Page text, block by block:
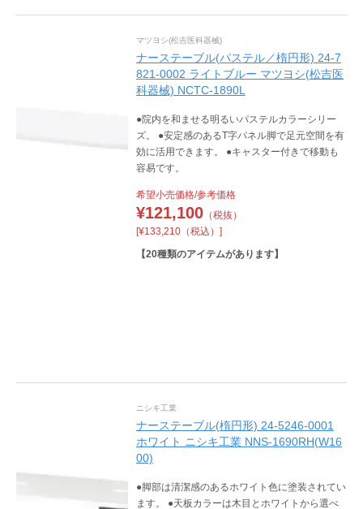
マツヨシ(松吉医科器械)
ナーステーブル(パステル／楕円形) 24-7
821-0002 ライトブルー マツヨシ(松吉医
科器械) NCTC-1890L
●院内を和ませる明るいパステルカラーシリー
ズ。 ●安定感のあるT字パネル脚で足元空間を有
効に活用できます。 ●キャスター付きで移動も
容易です。
希望小売価格/参考価格
¥121,100（税抜）
[¥133,210（税込）]
【20種類のアイテムがあります】
ニシキ工業
ナーステーブル(楕円形) 24-5246-0001
ホワイト ニシキ工業 NNS-1690RH(W16
00)
●脚部は清潔感のあるホワイト色に塗装されてい
ます。 ●天板カラーは木目とホワイトから選べ